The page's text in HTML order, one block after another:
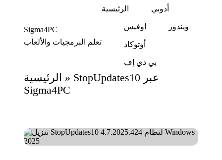
Sigma4PC
تعلم البرمجيات والألعاب
الرئيسية أدوبي
اوفيس ويندوز
أوتوكاد
بي دي إف
الرئيسية » StopUpdates10 عبر
Sigma4PC